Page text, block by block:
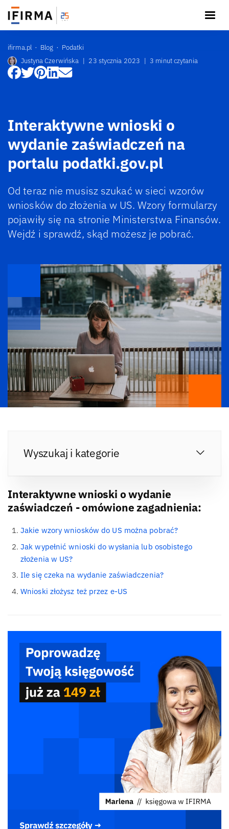
ifirma.pl Blog
Podatki
Justyna Czerwińska | 23 stycznia 2023 | 3 minut czytania
Interaktywne wnioski o
wydanie zaświadczeń na
portalu podatki.gov.pl
Od teraz nie musisz szukać w sieci wzorów
wniosków do złożenia w US. Wzory formularzy
pojawiły się na stronie Ministerstwa Finansów.
Wejdź i sprawdź, skąd możesz je pobrać.
Wyszukaj i kategorie
Interaktywne wnioski o wydanie
zaświadczeń - omówione zagadnienia:
Jakie wzory wniosków do US można pobrać?
Jak wypełnić wnioski do wysłania lub osobistego
złożenia w US?
Ile się czeka na wydanie zaświadczenia?
Wnioski złożysz też przez e-US